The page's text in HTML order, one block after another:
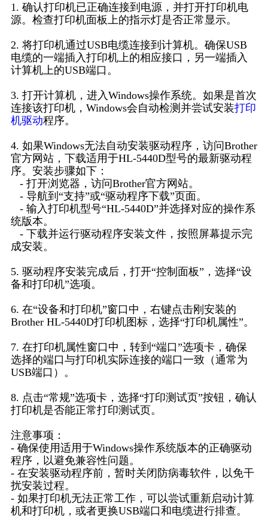
1. 确认打印机已正确连接到电源，并打开打印机电
源。检查打印机面板上的指示灯是否正常显示。
2. 将打印机通过USB电缆连接到计算机。确保USB
电缆的一端插入打印机上的相应接口，另一端插入
计算机上的USB端口。
3. 打开计算机，进入Windows操作系统。如果是首次
连接该打印机，Windows会自动检测并尝试安装打印
机驱动程序。
4. 如果Windows无法自动安装驱动程序，访问Brother
官方网站，下载适用于HL-5440D型号的最新驱动程
序。安装步骤如下：
- 打开浏览器，访问Brother官方网站。
- 导航到“支持”或“驱动程序下载”页面。
- 输入打印机型号“HL-5440D”并选择对应的操作系
统版本。
- 下载并运行驱动程序安装文件，按照屏幕提示完
成安装。
5. 驱动程序安装完成后，打开“控制面板”，选择“设
备和打印机”选项。
6. 在“设备和打印机”窗口中，右键点击刚安装的
Brother HL-5440D打印机图标，选择“打印机属性”。
7. 在打印机属性窗口中，转到“端口”选项卡，确保
选择的端口与打印机实际连接的端口一致（通常为
USB端口）。
8. 点击“常规”选项卡，选择“打印测试页”按钮，确认
打印机是否能正常打印测试页。
注意事项：
- 确保使用适用于Windows操作系统版本的正确驱动
程序，以避免兼容性问题。
- 在安装驱动程序前，暂时关闭防病毒软件，以免干
扰安装过程。
- 如果打印机无法正常工作，可以尝试重新启动计算
机和打印机，或者更换USB端口和电缆进行排查。